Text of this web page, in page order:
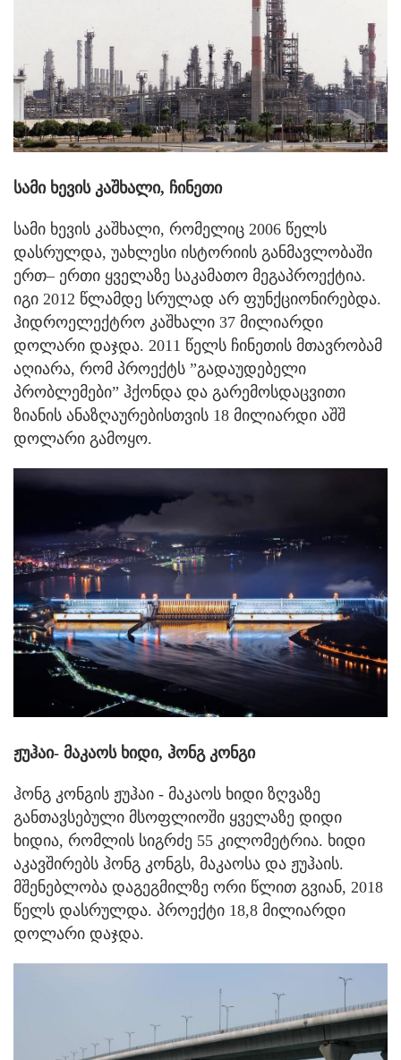
სამი ხევის კაშხალი, ჩინეთი
სამი ხევის კაშხალი, რომელიც 2006 წელს
დასრულდა, უახლესი ისტორიის განმავლობაში
ერთ– ერთი ყველაზე საკამათო მეგაპროექტია.
იგი 2012 წლამდე სრულად არ ფუნქციონირებდა.
ჰიდროელექტრო კაშხალი 37 მილიარდი
დოლარი დაჯდა. 2011 წელს ჩინეთის მთავრობამ
აღიარა, რომ პროექტს ”გადაუდებელი
პრობლემები” ჰქონდა და გარემოსდაცვითი
ზიანის ანაზღაურებისთვის 18 მილიარდი აშშ
დოლარი გამოყო.
ჟუჰაი- მაკაოს ხიდი, ჰონგ კონგი
ჰონგ კონგის ჟუჰაი - მაკაოს ხიდი ზღვაზე
განთავსებული მსოფლიოში ყველაზე დიდი
ხიდია, რომლის სიგრძე 55 კილომეტრია. ხიდი
აკავშირებს ჰონგ კონგს, მაკაოსა და ჟუჰაის.
მშენებლობა დაგეგმილზე ორი წლით გვიან, 2018
წელს დასრულდა. პროექტი 18,8 მილიარდი
დოლარი დაჯდა.